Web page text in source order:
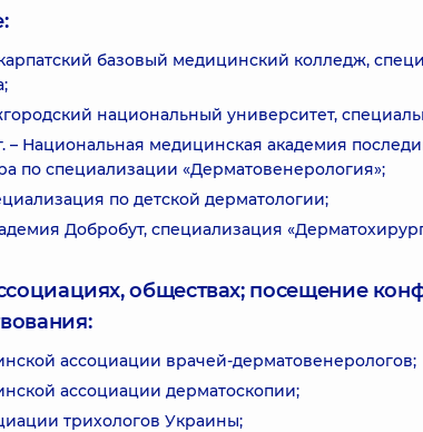
базовый медицинский колледж,
национальный университет,
– Национальная медицинская академия
по специализации «Дерматовенерология»;
по детской дерматологии;
Добробут, специализация
обществах; посещение
ассоциации врачей-дерматовенерологов;
ассоциации дерматоскопии;
трихологов Украины;